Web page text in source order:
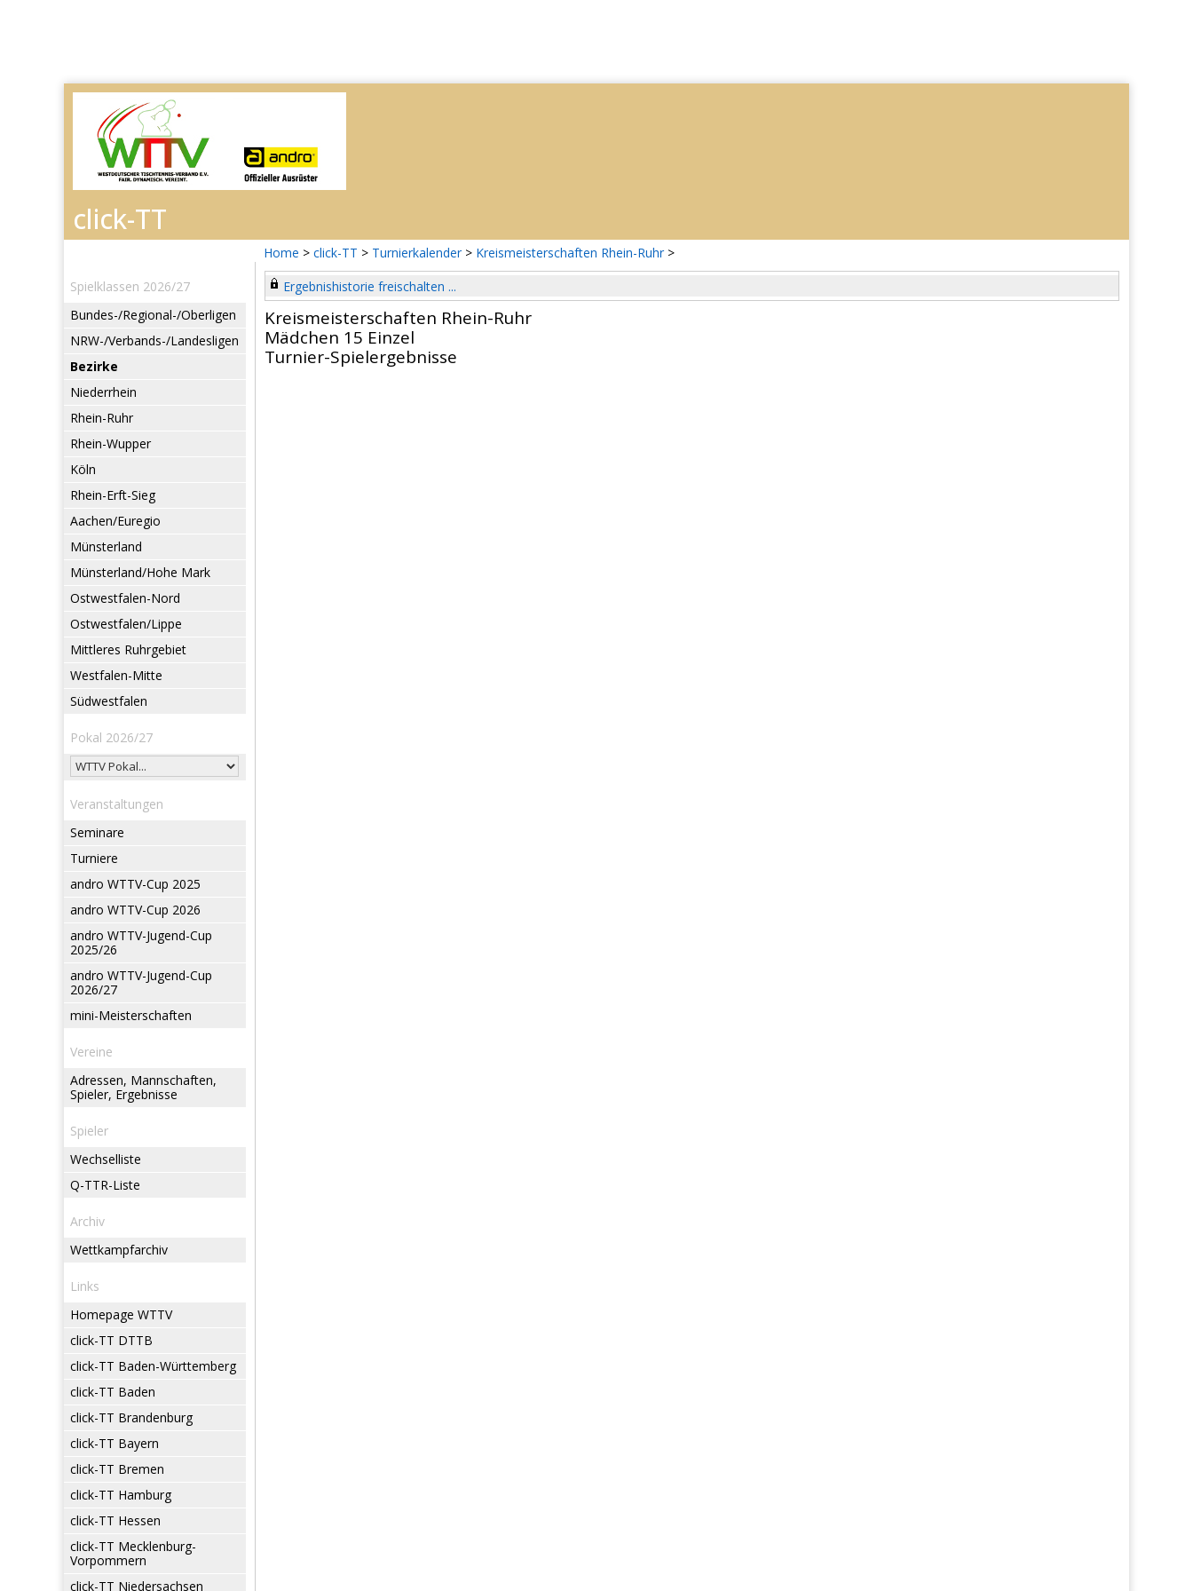
Home > click-TT > Turnierkalender > Kreismeisterschaften Rhein-Ruhr >
Spielklassen 2026/27
Bundes-/Regional-/Oberligen
NRW-/Verbands-/Landesligen
Bezirke
Niederrhein
Rhein-Ruhr
Rhein-Wupper
Köln
Rhein-Erft-Sieg
Aachen/Euregio
Münsterland
Münsterland/Hohe Mark
Ostwestfalen-Nord
Ostwestfalen/Lippe
Mittleres Ruhrgebiet
Westfalen-Mitte
Südwestfalen
Pokal 2026/27
Veranstaltungen
Seminare
Turniere
andro WTTV-Cup 2025
andro WTTV-Cup 2026
andro WTTV-Jugend-Cup
2025/26
andro WTTV-Jugend-Cup
2026/27
mini-Meisterschaften
Vereine
Adressen, Mannschaften,
Spieler, Ergebnisse
Spieler
Wechselliste
Q-TTR-Liste
Archiv
Wettkampfarchiv
Links
Homepage WTTV
click-TT DTTB
click-TT Baden-Württemberg
click-TT Baden
click-TT Brandenburg
click-TT Bayern
click-TT Bremen
click-TT Hamburg
click-TT Hessen
click-TT Mecklenburg-
Vorpommern
click-TT Niedersachsen
Ergebnishistorie freischalten ...
Kreismeisterschaften Rhein-Ruhr
Mädchen 15 Einzel
Turnier-Spielergebnisse